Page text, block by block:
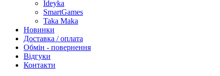
Ideyka
SmartGames
Taka Maka
Новинки
Доставка / оплата
Обмін - повернення
Відгуки
Контакти